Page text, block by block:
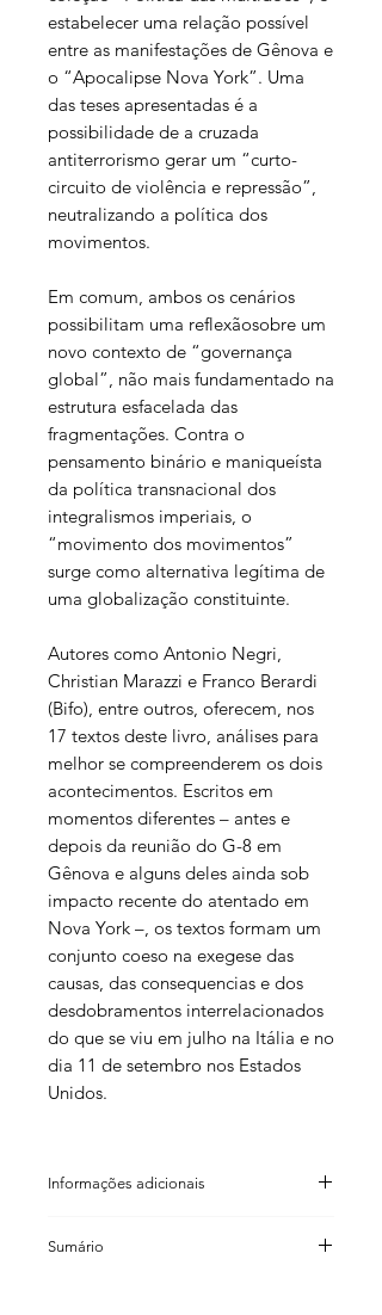
estabelecer uma relação possível
entre as manifestações de Gênova e
o “Apocalipse Nova York”. Uma
das teses apresentadas é a
possibilidade de a cruzada
antiterrorismo gerar um “curto-
circuito de violência e repressão”,
neutralizando a política dos
movimentos.
Em comum, ambos os cenários
possibilitam uma reflexãosobre um
novo contexto de “governança
global”, não mais fundamentado na
estrutura esfacelada das
fragmentações. Contra o
pensamento binário e maniqueísta
da política transnacional dos
integralismos imperiais, o
“movimento dos movimentos”
surge como alternativa legítima de
uma globalização constituinte.
Autores como Antonio Negri,
Christian Marazzi e Franco Berardi
(Bifo), entre outros, oferecem, nos
17 textos deste livro, análises para
melhor se compreenderem os dois
acontecimentos. Escritos em
momentos diferentes – antes e
depois da reunião do G-8 em
Gênova e alguns deles ainda sob
impacto recente do atentado em
Nova York –, os textos formam um
conjunto coeso na exegese das
causas, das consequencias e dos
desdobramentos interrelacionados
do que se viu em julho na Itália e no
dia 11 de setembro nos Estados
Unidos.
Informações adicionais
Graciela Hopstein (organização)
Sumário